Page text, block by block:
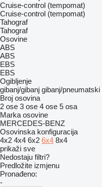
Cruise-control (tempomat)
Cruise-control (tempomat)
Tahograf
Tahograf
Osovine
ABS
ABS
EBS
EBS
Ogibljenje
gibanj/gibanj gibanj/pneumatski
Broj osovina
2 ose 3 ose 4 ose 5 osa
Marka osovine
MERCEDES-BENZ
Osovinska konfiguracija
4x2 4x4 6x2 6x4 8x4
prikaži sve
Nedostaju filtri?
Predložite izmjenu
Pronađeno:
-